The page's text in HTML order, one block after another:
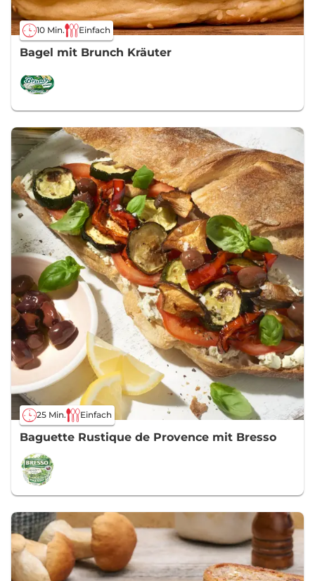
10 Min. Einfach
Bagel mit Brunch Kräuter
25 Min. Einfach
Baguette Rustique de Provence mit Bresso